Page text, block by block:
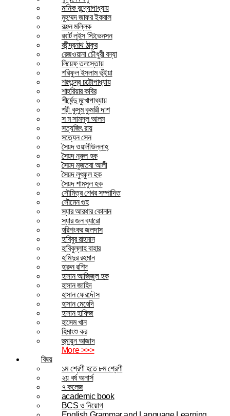
মানিক বন্দ্যোপাধ্যায়
মুহম্মদ জাফর ইকবাল
রঞ্জন মল্লিক
রবার্ট লুইস স্টিভেনসন
রবীন্দ্রনাথ ঠাকুর
রেজওয়ানা চৌধুরী বন্যা
লিয়েফ্ তলস্তোয়
শরিফুল ইসলাম ভূঁইয়া
শরৎচন্দ্র চট্টোপাধ্যায়
শাহরিয়ার কবির
শীর্ষেন্দু মুখোপাধ্যায়
শ্রী কুসুম কুমারী দাশ
স ম সামসুল আলম
সত্যজিৎ রায়
সত্যেন সেন
সৈয়দ ওয়ালীউল্লাহ্
সৈয়দ নূরুল হক
সৈয়দ মুজতবা আলী
সৈয়দ লুৎফুল হক
সৈয়দ শামসুল হক
সৌমিত্র শেখর সম্পাদিত
সৌমেন গুহ
স্যার আরথার কোনান
স্যার জন ব্যারো
হরিশংকর জলদাস
হাবিবুর রাহমান
হাবিবুল্লাহ বাহার
হামিদুর রহমান
হারুন রশিদ
হাসান আজিজুল হক
হাসান জাহিদ
হাসান ফেরদৌস
হাসান মেহেদি
হাসান হাফিজ
হাসেম খান
হিমাংশু কর
হুমায়ুন আজাদ
More >>>
বিষয়
১ম শ্রেণী হতে ৮ম শ্রেণী
২য় বর্ষ অনার্স
৭ কলেজ
academic book
BCS ও নিয়োগ